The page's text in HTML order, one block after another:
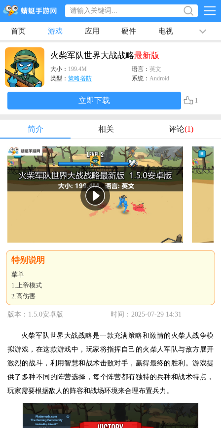
首页 游戏 应用 硬件 电视 排行榜
专题
火柴军队世界大战战略最新版
大小： 199.4M 语言： 英文
类型： 策略塔防 系统： Android
立即下载 1
简介 相关 评论(1)
菜单
1.上帝模式
2.高伤害
版本：1.5.0安卓版 时间：2025-07-29 14:31
火柴军队世界大战战略是一款充满策略和激情的火柴人战争模
拟游戏，在这款游戏中，玩家将指挥自己的火柴人军队与敌方展开
激烈的战斗，利用智慧和战术击败对手，赢得最终的胜利。游戏提
供了多种不同的阵营选择，每个阵营都有独特的兵种和战术特点，
玩家需要根据敌人的阵容和战场环境来合理布置兵力。